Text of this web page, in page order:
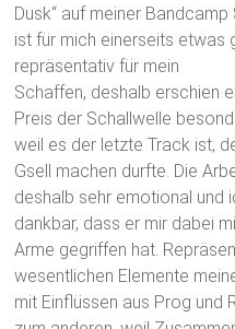
Dusk“ auf meiner
ist für mich einerseits etwas
repräsentativ für mein
Schaffen, deshalb erschien
Preis der Schallwelle
weil es der letzte Track ist,
Gsell machen durfte. Die
deshalb sehr emotional und
dankbar, dass er mir dabei
Arme gegriffen hat.
wesentlichen Elemente
mit Einflüssen aus Prog und